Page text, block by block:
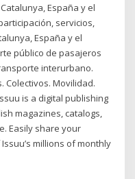
España y el
servicios,
España y el
público de pasajeros
interurbano.
Colectivos. Movilidad.
is a digital publishing
magazines, catalogs,
Easily share your
millions of monthly